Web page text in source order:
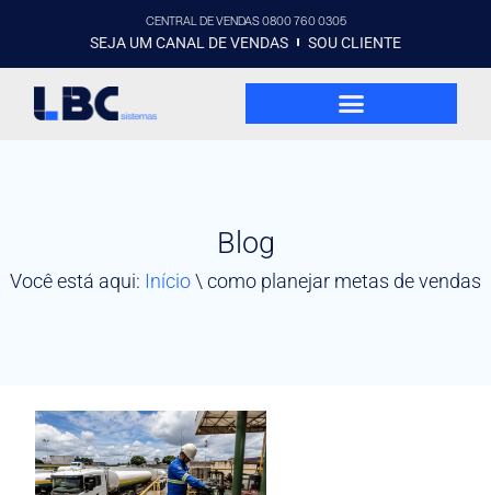
CENTRAL DE VENDAS 0800 760 0305
SEJA UM CANAL DE VENDAS SOU CLIENTE
Blog
Você está aqui: Início\ como planejar metas de vendas